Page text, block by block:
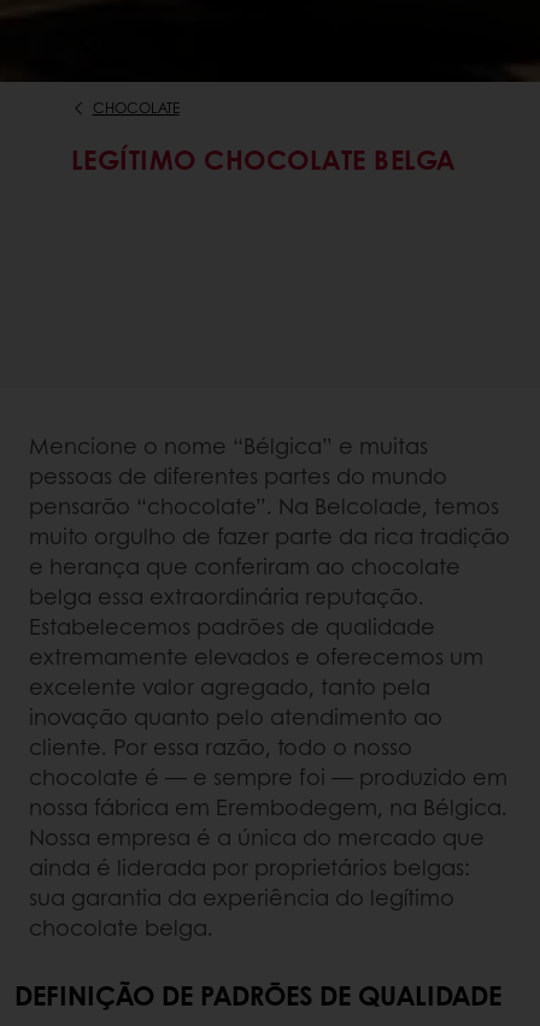
CHOCOLATE
LEGÍTIMO CHOCOLATE BELGA
Mencione o nome “Bélgica” e muitas
pessoas de diferentes partes do mundo
pensarão “chocolate”. Na Belcolade, temos
muito orgulho de fazer parte da rica tradição
e herança que conferiram ao chocolate
belga essa extraordinária reputação.
Estabelecemos padrões de qualidade
extremamente elevados e oferecemos um
excelente valor agregado, tanto pela
inovação quanto pelo atendimento ao
cliente. Por essa razão, todo o nosso
chocolate é — e sempre foi — produzido em
nossa fábrica em Erembodegem, na Bélgica.
Nossa empresa é a única do mercado que
ainda é liderada por proprietários belgas:
sua garantia da experiência do legítimo
chocolate belga.
DEFINIÇÃO DE PADRÕES DE QUALIDADE